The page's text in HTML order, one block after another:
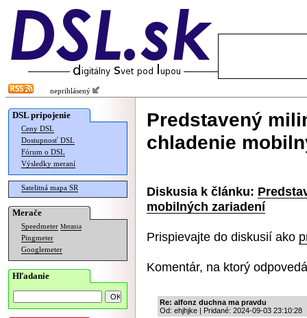
neprihlásený
DSL pripojenie
Ceny DSL
Dostupnosť DSL
Fórum o DSL
Výsledky meraní
Satelitná mapa SR
Merače
Speedmeter Merania
Pingmeter
Googlemeter
Hľadanie
Predstavený
chladenie
Diskusia k článku:
mobilných zariadení
Prispievajte do diskusií ako
Komentár, na ktorý
Re: alfonz duchna ma pravdu
Od: ehjhjke | Pridané: 2024-09-03 23:10:28